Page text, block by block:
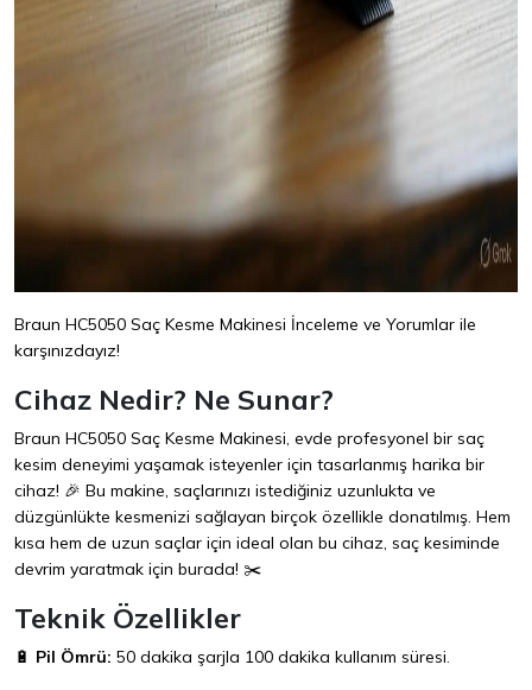
Braun HC5050 Saç Kesme Makinesi İnceleme ve Yorumlar ile
karşınızdayız!
Cihaz Nedir? Ne Sunar?
Braun HC5050 Saç Kesme Makinesi, evde profesyonel bir saç
kesim deneyimi yaşamak isteyenler için tasarlanmış harika bir
cihaz! 🎉 Bu makine, saçlarınızı istediğiniz uzunlukta ve
düzgünlükte kesmenizi sağlayan birçok özellikle donatılmış. Hem
kısa hem de uzun saçlar için ideal olan bu cihaz, saç kesiminde
devrim yaratmak için burada! ✂️
Teknik Özellikler
🔋 Pil Ömrü: 50 dakika şarjla 100 dakika kullanım süresi.